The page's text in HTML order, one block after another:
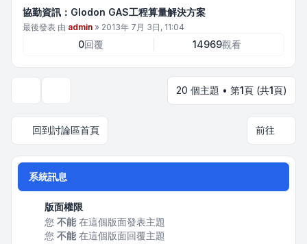
協勤資訊：Glodon GAS工程算量解決方案
最後發表 由 admin » 2013年 7月 3日, 11:04
0回覆 14969觀看
20 個主題 • 第1頁 (共1頁)
回到討論區首頁 前往
系統訊息
版面權限
您 不能在這個版面發表主題
您 不能在這個版面回覆主題